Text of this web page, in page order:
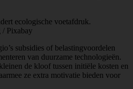
/ Pixabay
subsidies of belastingvoordelen
van duurzame technologieën.
de kloof tussen initiële kosten en
ze extra motivatie bieden voor